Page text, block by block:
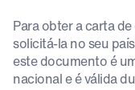
Para obter a carta
solicitá-la no seu
este documento é
nacional e é válida